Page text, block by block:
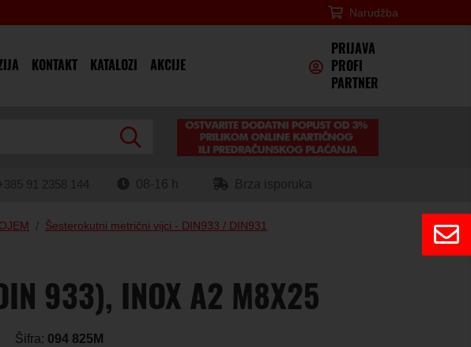
×
Narudžba
KONTAKT KATALOZI AKCIJE
PRIJAVA
PROFI
PARTNER
91 2358 144 08-16 h Brza isporuka
Šesterokutni metrični vijci - DIN933 / DIN931
933), INOX A2 M8X25
Šifra: 094 825M